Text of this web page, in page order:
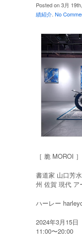
Posted on 3月
績紹介. No
［ 脆 MOROI ］
書道家 山口芳
州 佐賀 現代 ア
ハーレー
2024年3月15日
11:00〜20:00